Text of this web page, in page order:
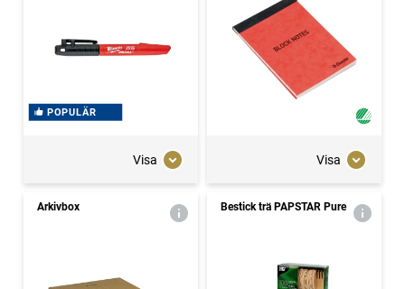
POPULÄR
Visa Visa
Arkivbox Bestick trä PAPSTAR Pure